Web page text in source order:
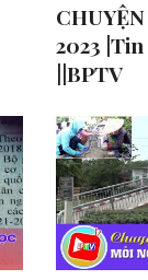
2023
||BPTV